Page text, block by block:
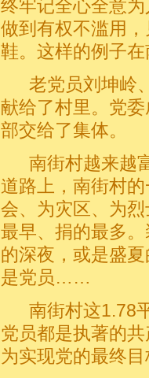
终牢记全心全意
做到有权不滥用
鞋。这样的例子
老党员刘坤岭、
献给了村里。党
部交给了集体。
南街村越来越富
道路上，南街村
会、为灾区、为
最早、捐的最多
的深夜，或是盛
是党员……
南街村这1.78平
党员都是执著的
为实现党的最终